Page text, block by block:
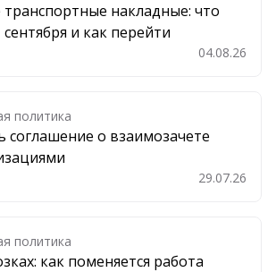
накладные: что
сентября и как перейти
в закладки 04.08.26
политика
соглашение о взаимозачете
в закладки 29.07.26
политика
как поменяется работа